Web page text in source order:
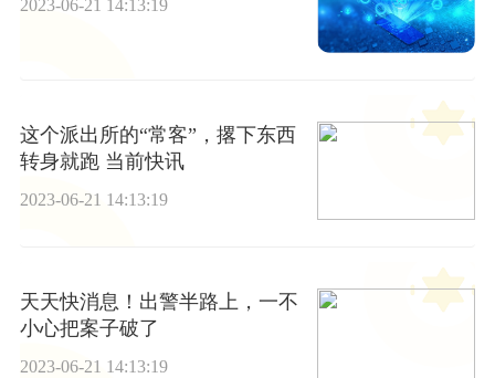
2023-06-21 14:13:19
这个派出所的“常客”，撂下东西
转身就跑 当前快讯
2023-06-21 14:13:19
天天快消息！出警半路上，一不
小心把案子破了
2023-06-21 14:13:19